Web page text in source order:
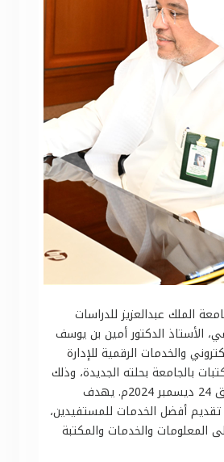
الملك عبدالعزيز للدراسات
الأستاذ الدكتور أمين بن يوسف
والخدمات الرقمية للإدارة
بالجامعة بحلته الجديدة، وذلك
يوم الثلاثاء الموافق 24 ديسمبر 2024م. يهدف
تقديم أفضل الخدمات للمستفيدين،
المعلومات والخدمات والمكتبة